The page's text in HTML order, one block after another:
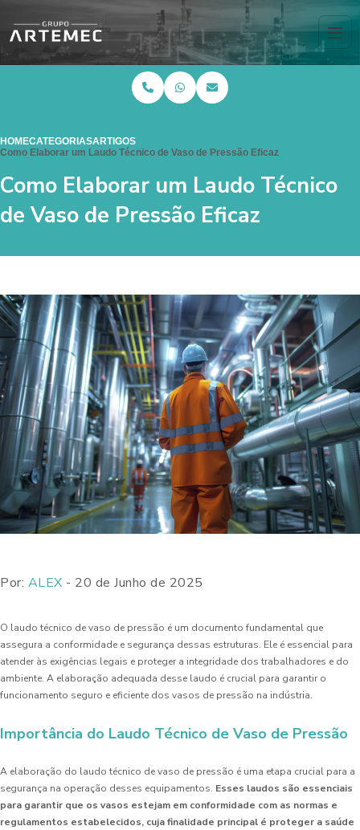
HOMECATEGORIASARTIGOS
Como Elaborar um Laudo Técnico de Vaso de Pressão Eficaz
Como Elaborar um Laudo Técnico
de Vaso de Pressão Eficaz
Por: ALEX - 20 de Junho de 2025
O laudo técnico de vaso de pressão é um documento fundamental que
assegura a conformidade e segurança dessas estruturas. Ele é essencial para
atender às exigências legais e proteger a integridade dos trabalhadores e do
ambiente. A elaboração adequada desse laudo é crucial para garantir o
funcionamento seguro e eficiente dos vasos de pressão na indústria.
Importância do Laudo Técnico de Vaso de Pressão
A elaboração do laudo técnico de vaso de pressão é uma etapa crucial para a
segurança na operação desses equipamentos. Esses laudos são essenciais
para garantir que os vasos estejam em conformidade com as normas e
regulamentos estabelecidos, cuja finalidade principal é proteger a saúde